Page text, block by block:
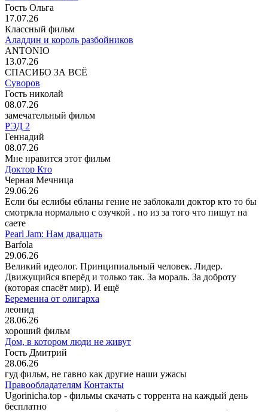
Гость Ольга
17.07.26
Классный фильм
Аладдин и король разбойников
ANTONIO
13.07.26
СПАСИБО ЗА ВСЁ
Суворов
Гость николай
08.07.26
замечательный фильм
РЭД 2
Геннадий
08.07.26
Мне нравится этот фильм
Доктор Кто
Черная Мечница
29.06.26
Если бы еслибы ебланы гение не заблокали доктор кто то бы
смотркла нормально с озучкой . но из за того что пишут на
саете
Pearl Jam: Нам двадцать
Barfola
29.06.26
Великий идеолог. Принципиальный человек. Лидер.
Движущийся вперёд и только так. За мораль. За доброту
(которая спасёт мир). И ещё
Беременна от олигарха
леонид
28.06.26
хороший фильм
Дом, в котором люди не живут
Гость Дмитрий
28.06.26
гуд фильм, не гавно как другие наши ужасы
Правообладателям Контакты
Ugorinicha.top - фильмы скачать с торрента на каждый день
бесплатно